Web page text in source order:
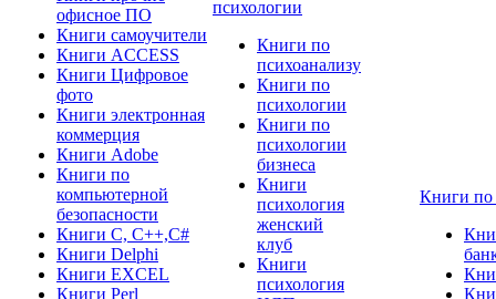
офисное ПО
Книги самоучители
Книги ACCESS
Книги Цифровое
фото
Книги электронная
коммерция
Книги Adobe
Книги по
компьютерной
безопасности
Книги C, C++,С#
Книги Delphi
Книги EXCEL
Книги Perl
психологии
Книги по
психоанализу
Книги по
психологии
Книги по
психологии
бизнеса
Книги
психология
женский
клуб
Книги
психология
Книги по